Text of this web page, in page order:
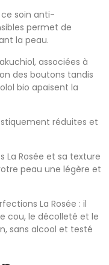
soin anti-
permet de
la peau.
associées à
des boutons tandis
bio apaisent la
réduites et
Rosée et sa texture
peau une légère et
La Rosée : il
cou, le décolleté et le
sans alcool et testé